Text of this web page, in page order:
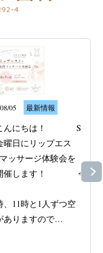
05 最新情報
んにちは！
曜日にリップエス
ッサージ体験会を
催します！
、11時と1人ずつ空
ありますので
SP-T
今の